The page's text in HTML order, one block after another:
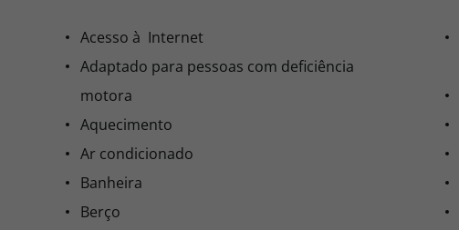
Acesso à Internet
Adaptado para pessoas com deficiência
motora
Aquecimento
Ar condicionado
Banheira
Berço